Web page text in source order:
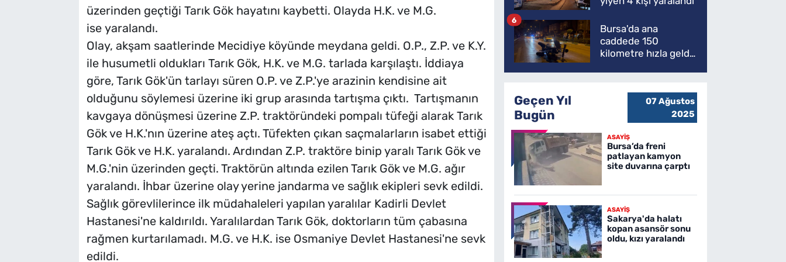
üzerinden geçtiği Tarık Gök hayatını kaybetti. Olayda H.K. ve M.G.
ise yaralandı.
Olay, akşam saatlerinde Mecidiye köyünde meydana geldi. O.P., Z.P. ve K.Y.
ile husumetli oldukları Tarık Gök, H.K. ve M.G. tarlada karşılaştı. İddiaya
göre, Tarık Gök'ün tarlayı süren O.P. ve Z.P.'ye arazinin kendisine ait
olduğunu söylemesi üzerine iki grup arasında tartışma çıktı. Tartışmanın
kavgaya dönüşmesi üzerine Z.P. traktöründeki pompalı tüfeği alarak Tarık
Gök ve H.K.'nın üzerine ateş açtı. Tüfekten çıkan saçmalarların isabet ettiği
Tarık Gök ve H.K. yaralandı. Ardından Z.P. traktöre binip yaralı Tarık Gök ve
M.G.'nin üzerinden geçti. Traktörün altında ezilen Tarık Gök ve M.G. ağır
yaralandı. İhbar üzerine olay yerine jandarma ve sağlık ekipleri sevk edildi.
Sağlık görevlilerince ilk müdahaleleri yapılan yaralılar Kadirli Devlet
Hastanesi'ne kaldırıldı. Yaralılardan Tarık Gök, doktorların tüm çabasına
rağmen kurtarılamadı. M.G. ve H.K. ise Osmaniye Devlet Hastanesi'ne sevk
edildi.
Bursa'da ana
caddede 150
kilometre hızla geldi,
6
Geçen Yıl
Bugün
07 Ağustos
2025
ASAYİŞ
Bursa’da freni
patlayan kamyon
site duvarına çarptı
ASAYİŞ
Sakarya'da halatı
kopan asansör sonu
oldu, kızı yaralandı